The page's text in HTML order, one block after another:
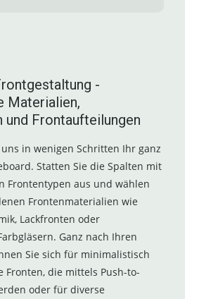
-
Materialien,
und Frontaufteilungen
in wenigen Schritten Ihr ganz
Statten Sie die Spalten mit
Frontentypen aus und wählen
Frontenmaterialien wie
Lackfronten oder
Ganz nach Ihren
Sie sich für minimalistisch
Fronten, die mittels Push-to-
oder für diverse